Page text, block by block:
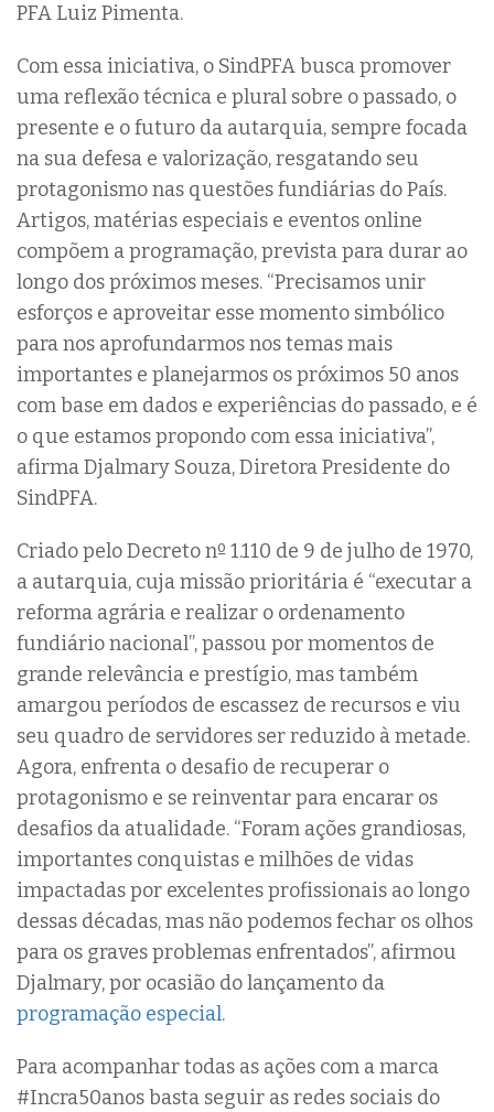
PFA Luiz Pimenta.
Com essa iniciativa, o SindPFA busca promover
uma reflexão técnica e plural sobre o passado, o
presente e o futuro da autarquia, sempre focada
na sua defesa e valorização, resgatando seu
protagonismo nas questões fundiárias do País.
Artigos, matérias especiais e eventos online
compõem a programação, prevista para durar ao
longo dos próximos meses. “Precisamos unir
esforços e aproveitar esse momento simbólico
para nos aprofundarmos nos temas mais
importantes e planejarmos os próximos 50 anos
com base em dados e experiências do passado, e é
o que estamos propondo com essa iniciativa”,
afirma Djalmary Souza, Diretora Presidente do
SindPFA.
Criado pelo Decreto nº 1.110 de 9 de julho de 1970,
a autarquia, cuja missão prioritária é “executar a
reforma agrária e realizar o ordenamento
fundiário nacional”, passou por momentos de
grande relevância e prestígio, mas também
amargou períodos de escassez de recursos e viu
seu quadro de servidores ser reduzido à metade.
Agora, enfrenta o desafio de recuperar o
protagonismo e se reinventar para encarar os
desafios da atualidade. “Foram ações grandiosas,
importantes conquistas e milhões de vidas
impactadas por excelentes profissionais ao longo
dessas décadas, mas não podemos fechar os olhos
para os graves problemas enfrentados”, afirmou
Djalmary, por ocasião dolançamento da
programação especial.
Para acompanhar todas as ações com a marca
#Incra50anos basta seguir as redes sociais do